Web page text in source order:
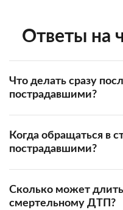
Ответы на
Что делать сразу
пострадавшими?
Когда обращаться в
пострадавшими?
Сколько может
смертельному ДТП?